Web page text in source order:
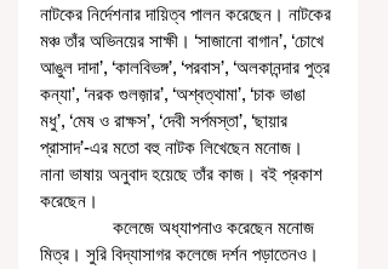
নাটকের নির্দেশনার দায়িত্ব পালন করেছেন। নাটকের
মঞ্চ তাঁর অভিনয়ের সাক্ষী। ‘সাজানো বাগান’, ‘চোখে
আঙুল দাদা’, ‘কালবিভঙ্গ’, ‘পরবাস’, ‘অলকানন্দার পুত্র
কন্যা’, ‘নরক গুলজ়ার’, ‘অশ্বত্থামা’, ‘চাক ভাঙা
মধু’, ‘মেষ ও রাক্ষস’, ‘দেবী সর্পমস্তা’, ‘ছায়ার
প্রাসাদ’-এর মতো বহু নাটক লিখেছেন মনোজ।
নানা ভাষায় অনুবাদ হয়েছে তাঁর কাজ। বই প্রকাশ
করেছেন।
মিত্র। সুরি বিদ্যাসাগর কলেজে দর্শন পড়াতেনও।